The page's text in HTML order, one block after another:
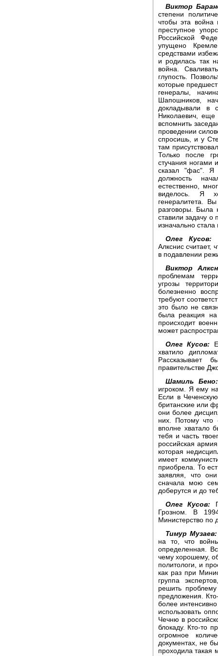
Виктор
степени
чтобы эта война
преступное
Российской
упущено
средствами
и родилась так
война.
глупость.
которые
генералы,
Шапошников,
докладывали в
Николаевич,
вспомнить
проведении
спросишь, и у
там
Только после
стучания ногами
сказал "фас".
должность
естественно,
виделось. Я
генералитета.
разговоры. Была
ставили задачу о
изначально
Олег Кусов:
Алкснис считает,
в подавлении
Виктор
проблемам
угрозы
болезненно
требуют
это было не
была реакция
происходит
может
Олег Кусов:
хватило
Рассказывает
правительстве
Шамиль Бено:
игроком. Я ему
Если в
британские или
они более
них. Потому что
вполне хватало
тебя и часть
российская
которая
имеет
приобрела. То
заявляя, что
сначала мою
доберутся и до
Олег Кусов:
Грозном. В
Министерство по
Тимур Музаев:
на то, что
определенная.
чему хорошему,
политологи, и
как раз при
группа
решить
предложения.
более
использовать
Чечню в
блокаду. Кто-то
огромное
документах, не
проходила такая